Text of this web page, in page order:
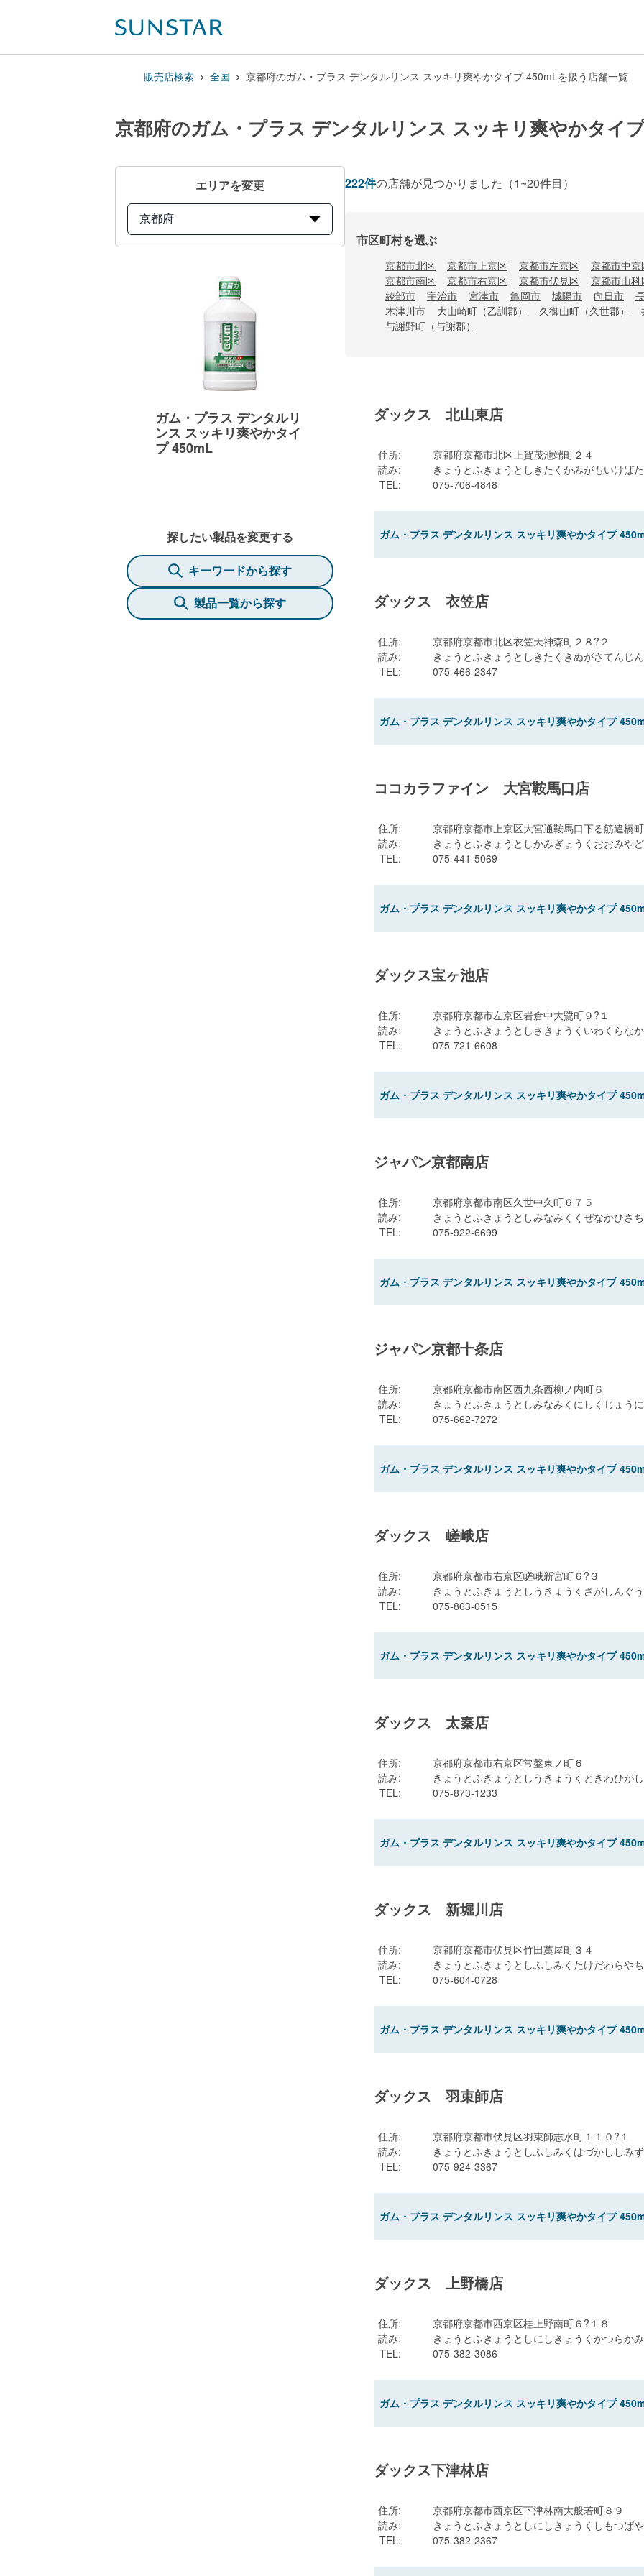
販売店検索 全国 京都府のガム・プラス デンタルリンス スッキリ爽やかタイプ 450mLを扱う店舗一覧
京都府のガム・プラス デンタルリンス スッキリ爽やかタイ
エリアを変更
京都府
ガム・プラス デンタルリ
ンス スッキリ爽やかタイ
プ 450mL
探したい製品を変更する
キーワードから探す
製品一覧から探す
222件の店舗が見つかりました （1~20件目）
市区町村を選ぶ
京都市北区 京都市上京区 京都市左京区 京都市中京
京都市南区
京都市右京区 京都市伏見区 京都市山科
綾部市
宇治市 宮津市 亀岡市 城陽市 向日市
木津川市
大山崎町（乙訓郡） 久御山町（久世郡）
与謝野町（与謝郡）
ダックス 北山東店
住所:
京都府京都市北区上賀茂池端町２４
読み:
きょうとふきょうとしきたくかみがもいけば
TEL: 075-706-4848
ガム・プラス デンタルリンス スッキリ爽やかタイプ
ダックス 衣笠店
住所:
京都府京都市北区衣笠天神森町２８?２
読み:
きょうとふきょうとしきたくきぬがさてんじ
TEL: 075-466-2347
ガム・プラス デンタルリンス スッキリ爽やかタイプ
ココカラファイン 大宮鞍馬口店
住所:
京都府京都市上京区大宮通鞍馬口下る筋違橋
読み:
きょうとふきょうとしかみぎょうくおおみや
TEL: 075-441-5069
ガム・プラス デンタルリンス スッキリ爽やかタイプ
ダックス宝ヶ池店
住所:
京都府京都市左京区岩倉中大鷺町９?１
読み:
きょうとふきょうとしさきょうくいわくらな
TEL: 075-721-6608
ガム・プラス デンタルリンス スッキリ爽やかタイプ
ジャパン京都南店
住所:
京都府京都市南区久世中久町６７５
読み:
きょうとふきょうとしみなみくくぜなかひさ
TEL: 075-922-6699
ガム・プラス デンタルリンス スッキリ爽やかタイプ
ジャパン京都十条店
住所:
京都府京都市南区西九条西柳ノ内町６
読み:
きょうとふきょうとしみなみくにしくじょう
TEL: 075-662-7272
ガム・プラス デンタルリンス スッキリ爽やかタイプ
ダックス 嵯峨店
住所:
京都府京都市右京区嵯峨新宮町６?３
読み:
きょうとふきょうとしうきょうくさがしんぐ
TEL: 075-863-0515
ガム・プラス デンタルリンス スッキリ爽やかタイプ
ダックス 太秦店
住所:
京都府京都市右京区常盤東ノ町６
読み:
きょうとふきょうとしうきょうくときわひが
TEL: 075-873-1233
ガム・プラス デンタルリンス スッキリ爽やかタイプ
ダックス 新堀川店
住所:
京都府京都市伏見区竹田藁屋町３４
読み:
きょうとふきょうとしふしみくたけだわらや
TEL: 075-604-0728
ガム・プラス デンタルリンス スッキリ爽やかタイプ
ダックス 羽束師店
住所:
京都府京都市伏見区羽束師志水町１１０?１
読み:
きょうとふきょうとしふしみくはづかししみ
TEL: 075-924-3367
ガム・プラス デンタルリンス スッキリ爽やかタイプ
ダックス 上野橋店
住所:
京都府京都市西京区桂上野南町６?１８
読み:
きょうとふきょうとしにしきょうくかつらか
TEL: 075-382-3086
ガム・プラス デンタルリンス スッキリ爽やかタイプ
ダックス下津林店
住所:
京都府京都市西京区下津林南大般若町８９
読み:
きょうとふきょうとしにしきょうくしもつば
TEL: 075-382-2367